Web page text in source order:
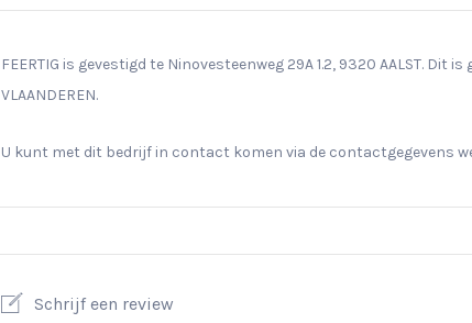
FEERTIG is gevestigd te Ninovesteenweg 29A 1.2, 9320 AALST. Dit
VLAANDEREN.
U kunt met dit bedrijf in contact komen via de contactgegevens
Schrijf een review